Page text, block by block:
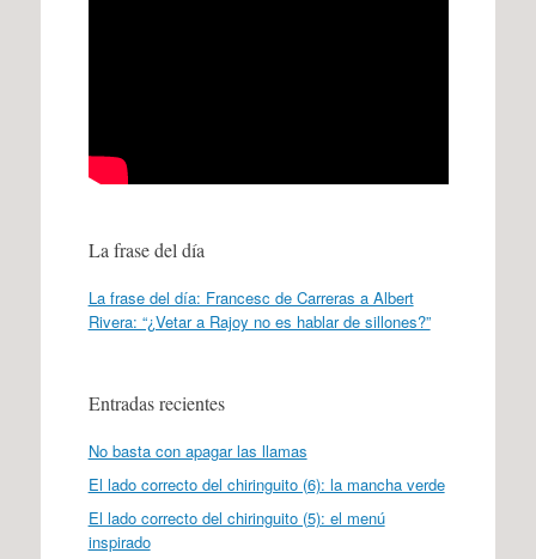
La frase del día
La frase del día: Francesc de Carreras a Albert
Rivera: “¿Vetar a Rajoy no es hablar de sillones?”
Entradas recientes
No basta con apagar las llamas
El lado correcto del chiringuito (6): la mancha verde
El lado correcto del chiringuito (5): el menú
inspirado